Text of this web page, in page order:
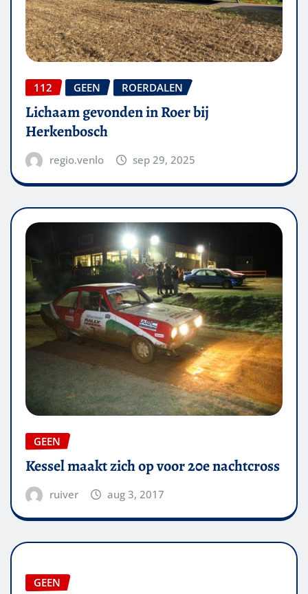
112 GEEN ROERDALEN
Lichaam gevonden in Roer bij
Herkenbosch
regio.venlo sep 29, 2025
GEEN
Kessel maakt zich op voor 20e nachtcross
ruiver aug 3, 2017
GEEN